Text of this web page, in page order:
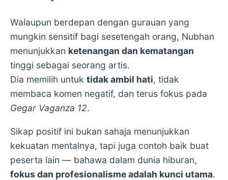
Walaupun berdepan dengan gurauan yang
mungkin sensitif bagi sesetengah orang, Nubhan
menunjukkan ketenangan dan kematangan
tinggi sebagai seorang artis.
Dia memilih untuk tidak ambil hati, tidak
membaca komen negatif, dan terus fokus pada
Gegar Vaganza 12.
Sikap positif ini bukan sahaja menunjukkan
kekuatan mentalnya, tapi juga contoh baik buat
peserta lain — bahawa dalam dunia hiburan,
fokus dan profesionalisme adalah kunci utama.